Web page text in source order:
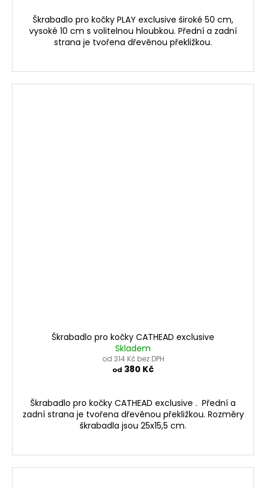
Škrabadlo pro kočky PLAY exclusive široké 50 cm,
vysoké 10 cm s volitelnou hloubkou. Přední a zadní
strana je tvořena dřevěnou překližkou.
Škrabadlo pro kočky CATHEAD exclusive
Skladem
od 314 Kč bez DPH
od 380 Kč
Škrabadlo pro kočky CATHEAD exclusive . Přední a
zadní strana je tvořena dřevěnou překližkou. Rozměry
škrabadla jsou 25x15,5 cm.